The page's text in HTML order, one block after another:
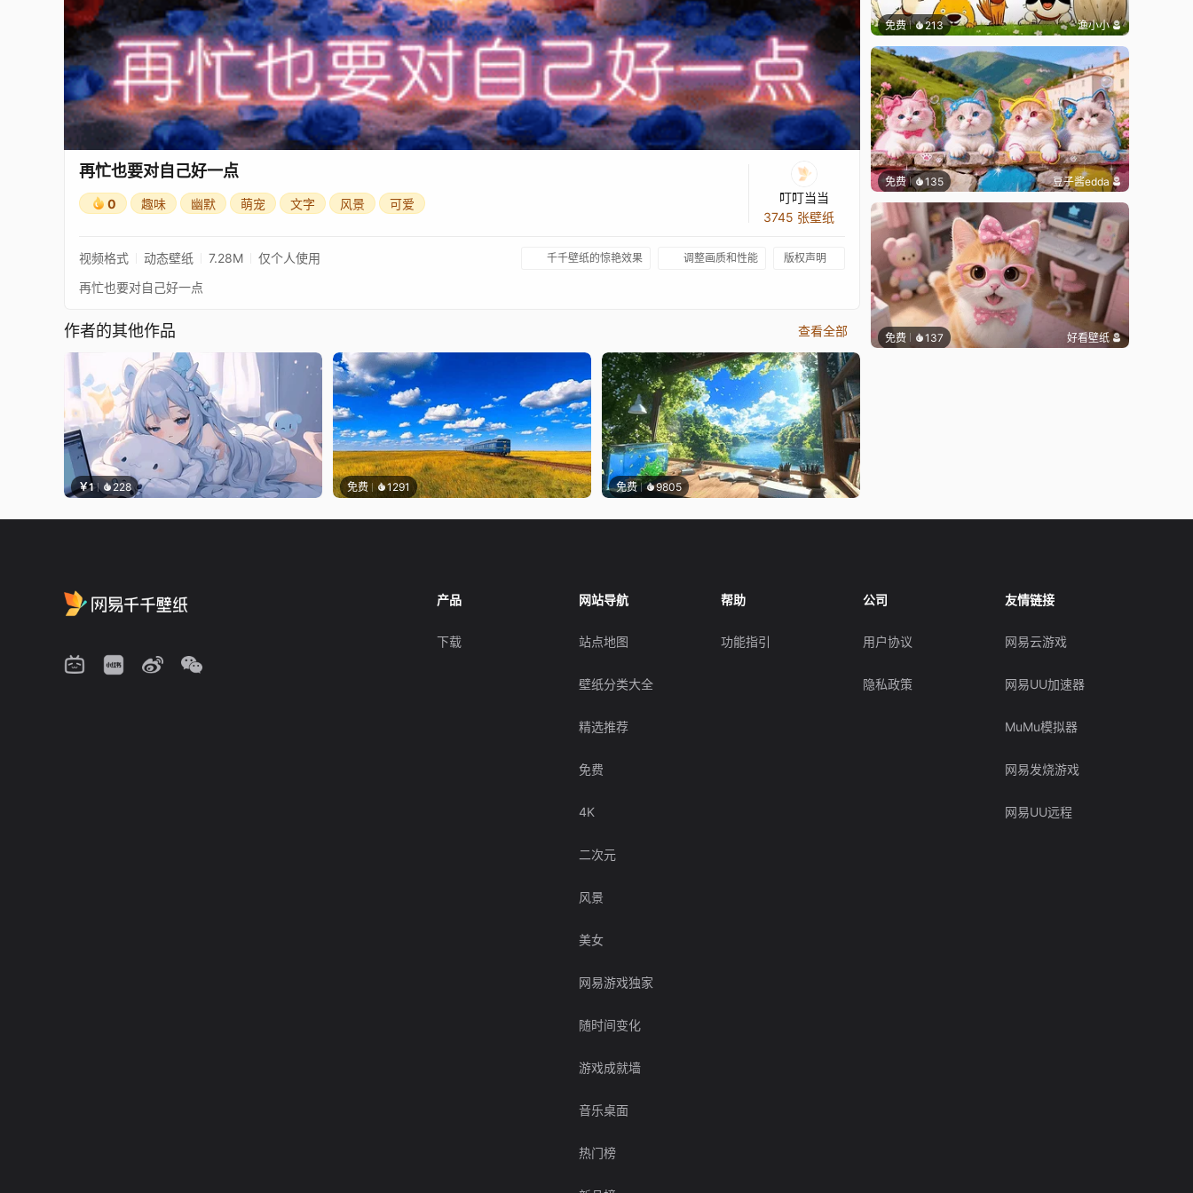
再忙也要对自己好一点
0 趣味 幽默 萌宠 文字 风景 可爱
叮叮当当
3745 张壁纸
视频格式 动态壁纸 7.28M 仅个人使用 千千壁纸的惊艳效果 调整画质和性能 版权声明
再忙也要对自己好一点
作者的其他作品 查看全部
￥1 228 免费 1291 免费 9805
免费 213 渔小小
免费 135 豆子酱edda
免费 137 好看壁纸
产品
下载
网站导航
站点地图
壁纸分类大全
精选推荐
免费
4K
二次元
风景
美女
网易游戏独家
随时间变化
游戏成就墙
音乐桌面
热门榜
帮助
功能指引
公司
用户协议
隐私政策
友情链接
网易云游戏
网易UU加速器
MuMu模拟器
网易发烧游戏
网易UU远程